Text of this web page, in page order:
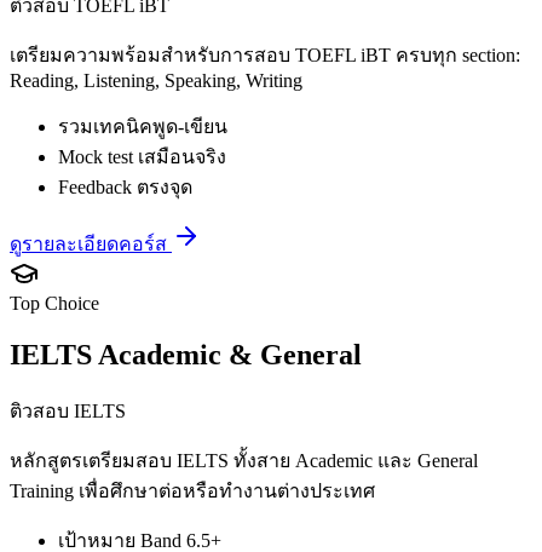
ติวสอบ TOEFL iBT
เตรียมความพร้อมสำหรับการสอบ TOEFL iBT ครบทุก section:
Reading, Listening, Speaking, Writing
รวมเทคนิคพูด-เขียน
Mock test เสมือนจริง
Feedback ตรงจุด
ดูรายละเอียดคอร์ส
Top Choice
IELTS Academic & General
ติวสอบ IELTS
หลักสูตรเตรียมสอบ IELTS ทั้งสาย Academic และ General
Training เพื่อศึกษาต่อหรือทำงานต่างประเทศ
เป้าหมาย Band 6.5+